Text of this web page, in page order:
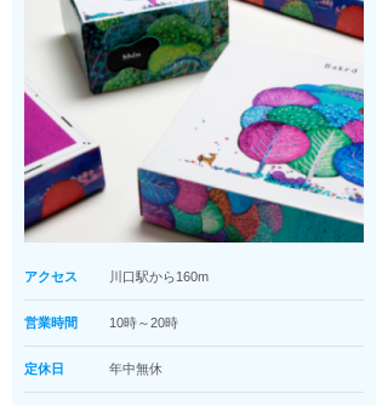
アクセス 川口駅から160m
営業時間 10時～20時
定休日 年中無休